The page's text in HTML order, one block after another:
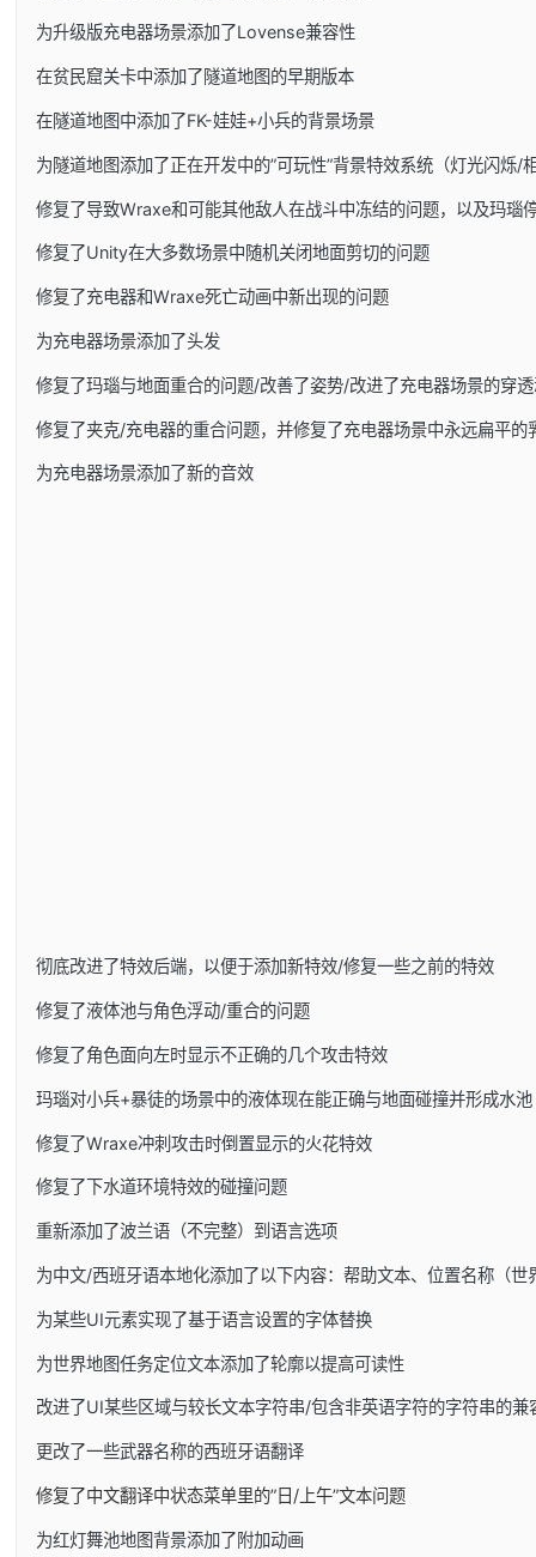
为升级版充电器场景添加了Lovense兼容性
在贫民窟关卡中添加了隧道地图的早期版本
在隧道地图中添加了FK-娃娃+小兵的背景场景
为隧道地图添加了正在开发中的”可玩性”背景特效系统（灯光闪烁/
修复了导致Wraxe和可能其他敌人在战斗中冻结的问题，以及玛瑙
修复了Unity在大多数场景中随机关闭地面剪切的问题
修复了充电器和Wraxe死亡动画中新出现的问题
为充电器场景添加了头发
修复了玛瑙与地面重合的问题/改善了姿势/改进了充电器场景的穿
修复了夹克/充电器的重合问题，并修复了充电器场景中永远扁平的
为充电器场景添加了新的音效
彻底改进了特效后端，以便于添加新特效/修复一些之前的特效
修复了液体池与角色浮动/重合的问题
修复了角色面向左时显示不正确的几个攻击特效
玛瑙对小兵+暴徒的场景中的液体现在能正确与地面碰撞并形成水池
修复了Wraxe冲刺攻击时倒置显示的火花特效
修复了下水道环境特效的碰撞问题
重新添加了波兰语（不完整）到语言选项
为中文/西班牙语本地化添加了以下内容：帮助文本、位置名称（
为某些UI元素实现了基于语言设置的字体替换
为世界地图任务定位文本添加了轮廓以提高可读性
改进了UI某些区域与较长文本字符串/包含非英语字符的字符串的兼
更改了一些武器名称的西班牙语翻译
修复了中文翻译中状态菜单里的”日/上午”文本问题
为红灯舞池地图背景添加了附加动画